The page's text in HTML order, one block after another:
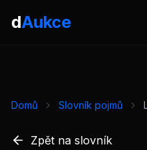
dAukce
Domů Slovník pojmů
Zpět na slovník